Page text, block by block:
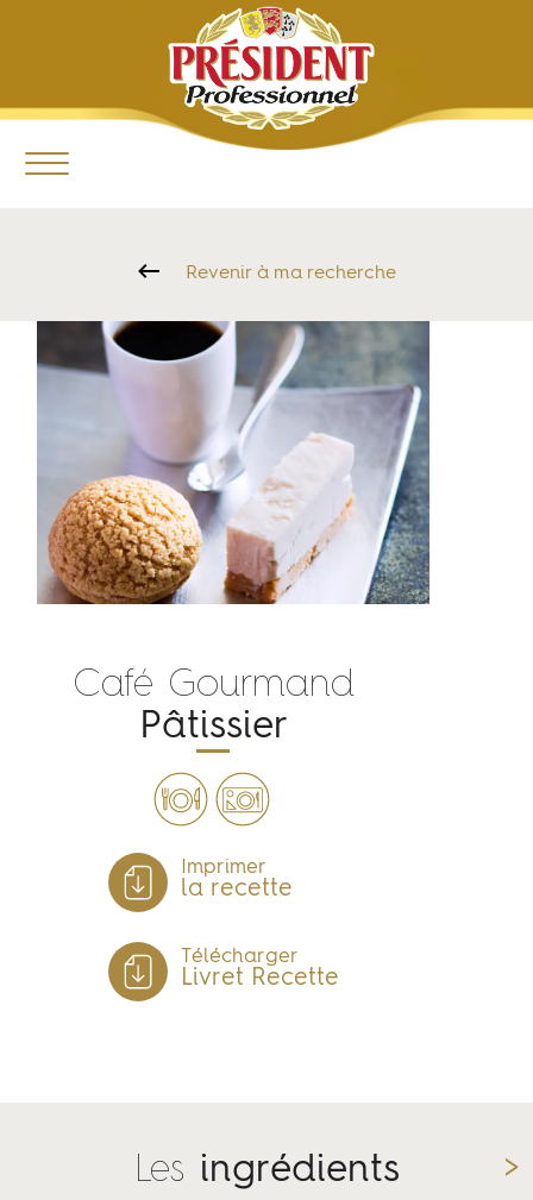
Revenir à ma recherche
Café Gourmand
Pâtissier
Imprimer
la recette
Télécharger
Livret Recette
Les ingrédients